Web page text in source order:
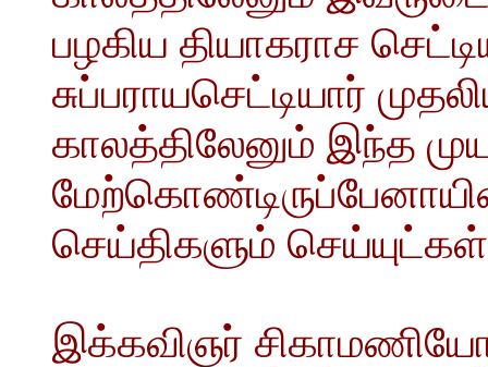
பழகிய தியாகராச
சுப்பராயசெட்டியார்
காலத்திலேனும் இந்த
செய்திகளும் செய்யுட்கள்
இக்கவிஞர்